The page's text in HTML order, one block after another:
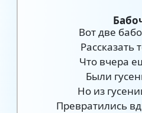
Вот две
Рассказать
Что вчера
Были
Но из
Превратились